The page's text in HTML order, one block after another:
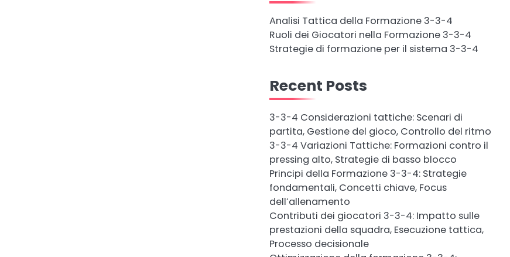
Analisi Tattica della Formazione 3-3-4
Ruoli dei Giocatori nella Formazione 3-3-4
Strategie di formazione per il sistema 3-3-4
Recent Posts
3-3-4 Considerazioni tattiche: Scenari di
partita, Gestione del gioco, Controllo del ritmo
3-3-4 Variazioni Tattiche: Formazioni contro il
pressing alto, Strategie di basso blocco
Principi della Formazione 3-3-4: Strategie
fondamentali, Concetti chiave, Focus
dell’allenamento
Contributi dei giocatori 3-3-4: Impatto sulle
prestazioni della squadra, Esecuzione tattica,
Processo decisionale